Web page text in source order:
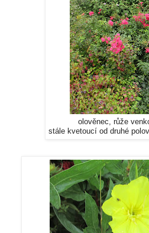
olověnec, růže
stále kvetoucí od druhé